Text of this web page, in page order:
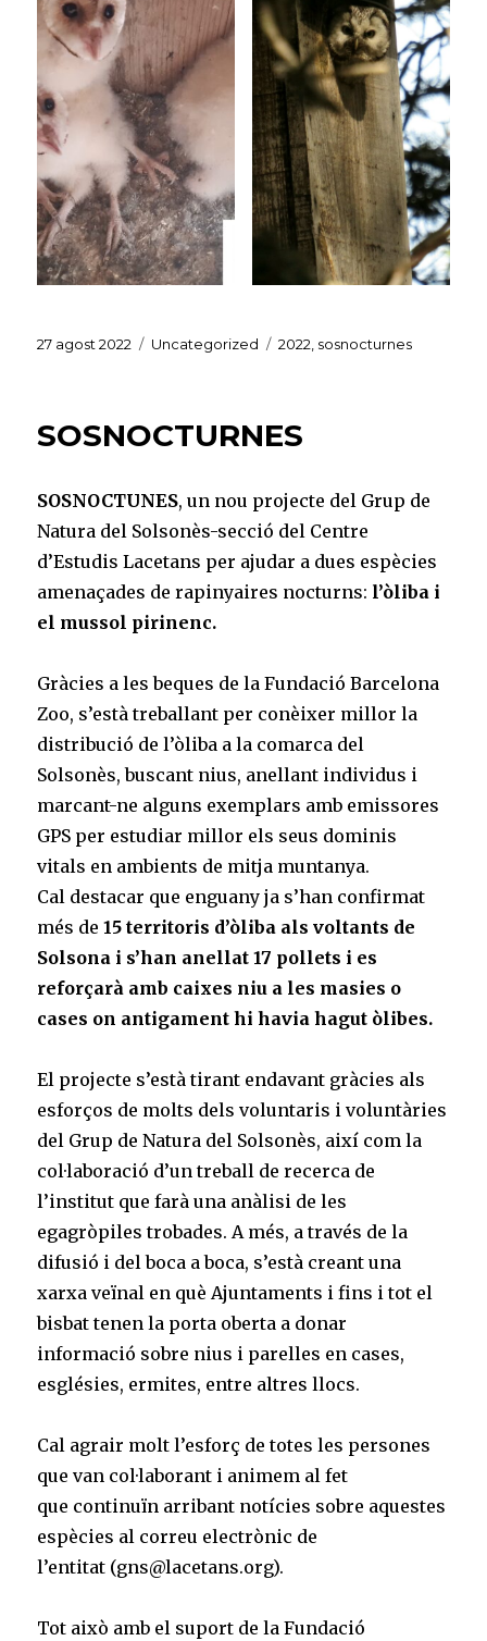
Publicat
27 agost 2022 Categories
Uncategorized Etiquetes
2022 sosnocturnes
SOSNOCTURNES
SOSNOCTUNES, un nou projecte del Grup de
Natura del Solsonès-secció del Centre
d’Estudis Lacetans per ajudar a dues espècies
amenaçades de rapinyaires nocturns: l’òliba i
el mussol pirinenc.
Gràcies a les beques de la Fundació Barcelona
Zoo, s’està treballant per conèixer millor la
distribució de l’òliba a la comarca del
Solsonès, buscant nius, anellant individus i
marcant-ne alguns exemplars amb emissores
GPS per estudiar millor els seus dominis
vitals en ambients de mitja muntanya.
Cal destacar que enguany ja s’han confirmat
més de15 territoris d’òliba als voltants de
Solsona i s’han anellat 17 pollets i es
reforçarà amb caixes niu a les masies o
cases on antigament hi havia hagut òlibes.
El projecte s’està tirant endavant gràcies als
esforços de molts dels voluntaris i voluntàries
del Grup de Natura del Solsonès, així com la
col·laboració d’un treball de recerca de
l’institut que farà una anàlisi de les
egagròpiles trobades. A més, a través de la
difusió i del boca a boca, s’està creant una
xarxa veïnal en què Ajuntaments i fins i tot el
bisbat tenen la porta oberta a donar
informació sobre nius i parelles en cases,
esglésies, ermites, entre altres llocs.
Cal agrair molt l’esforç de totes les persones
que van col·laborant i animem al fet
que continuïn arribant notícies sobre aquestes
espècies al correu electrònic de
l’entitat (gns@lacetans.org).
Tot això amb el suport de la Fundació